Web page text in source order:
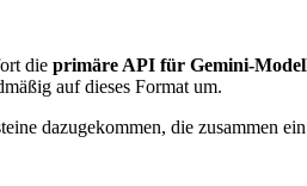
die primäre API für Gemini-
auf dieses Format um.
dazugekommen, die zusammen